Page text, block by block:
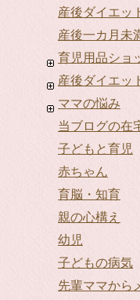
産後ダイエッ
産後一カ月未
育児用品ショ
産後ダイエッ
ママの悩み
当ブログの在
子どもと育児
赤ちゃん
育脳・知育
親の心構え
幼児
子どもの病気
先輩ママから